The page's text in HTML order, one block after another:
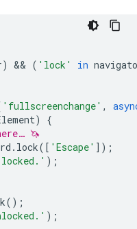
) && ( 'lock' in
'fullscreenchange' ,
)
{
🦄
. lock([ 'Escape' ]);
locked.' );
();
);